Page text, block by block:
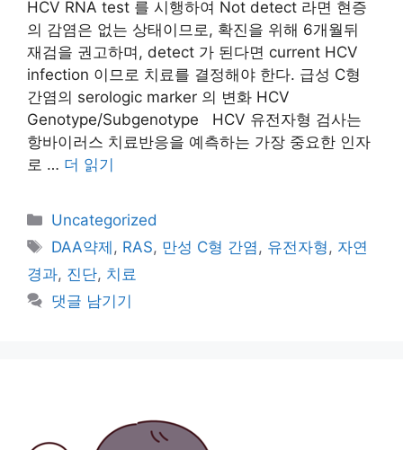
HCV RNA test 를 시행하여 Not detect 라면 현증
의 감염은 없는 상태이므로, 확진을 위해 6개월뒤
재검을 권고하며, detect 가 된다면 current HCV
infection 이므로 치료를 결정해야 한다. 급성 C형
간염의 serologic marker 의 변화 HCV
Genotype/Subgenotype HCV 유전자형 검사는
항바이러스 치료반응을 예측하는 가장 중요한 인자
로 … 더 읽기
카
테
리
Uncategorized
태
그
DAA약제 , RAS, 만성 C형 간염, 유전자형, 자연
경과, 진단, 치료
댓글 남기기